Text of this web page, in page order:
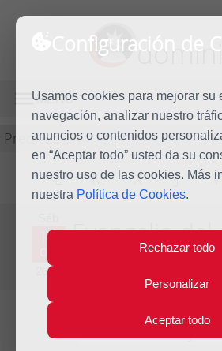
Configuración de
Usamos cookies para mejorar su
navegación, analizar nuestro
anuncios o contenidos
en “Aceptar todo” usted da su
nuestro uso de las cookies. Más
nuestra Política de Cookies.
Rechazar todo
Personalizar
Aceptar todo
MENÚ
Predicación
L M X J V
12
2013
Evangelio del
Vigésimo séptima semana
Lecturas del día y